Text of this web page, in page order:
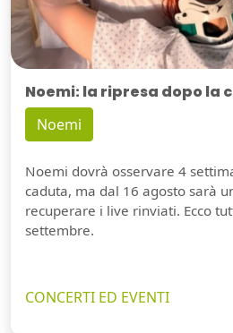
Noemi: la ripresa dopo la
Noemi
Noemi dovrà osservare 4
caduta, ma dal 16 agosto sarà
recuperare i live rinviati. Ecco
settembre.
CONCERTI ED EVENTI